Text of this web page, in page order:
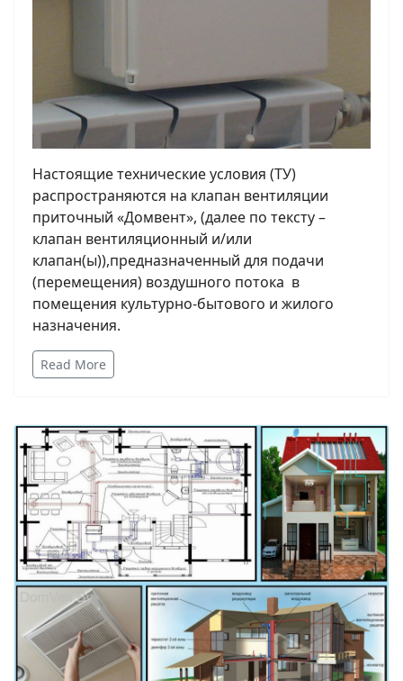
Настоящие технические условия (ТУ)
распространяются на клапан вентиляции
приточный «Домвент», (далее по тексту –
клапан вентиляционный и/или
клапан(ы)),предназначенный для подачи
(перемещения) воздушного потока в
помещения культурно-бытового и жилого
назначения.
Read More